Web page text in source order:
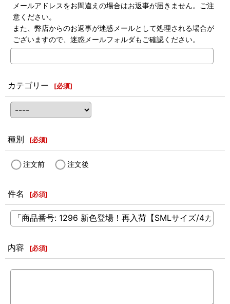
メールアドレスをお間違えの場合はお返事が届きません。ご注
意ください。
また、弊店からのお返事が迷惑メールとして処理される場合が
ございますので、迷惑メールフォルダもご確認ください。
カテゴリー [必須]
種別 [必須]
注文前 注文後
件名 [必須]
内容 [必須]